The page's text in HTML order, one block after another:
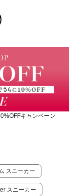
キャンペーン
スニーカー
スニーカー